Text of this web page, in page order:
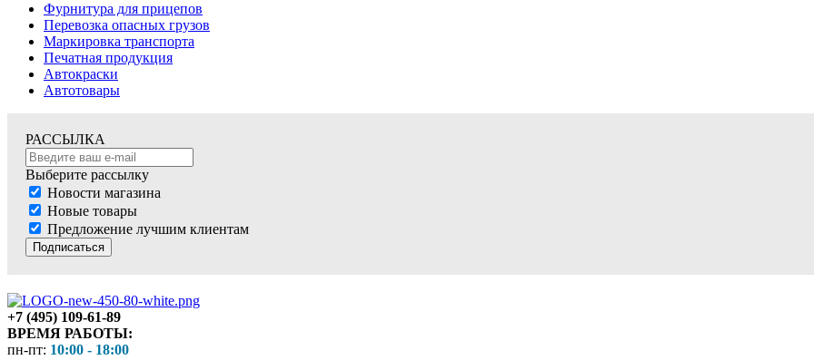
Фурнитура для прицепов
Перевозка опасных грузов
Маркировка транспорта
Печатная продукция
Автокраски
Автотовары
РАССЫЛКА
Выберите рассылку
Новости магазина
Новые товары
Предложение лучшим клиентам
Подписаться
+7 (495) 109-61-89
ВРЕМЯ РАБОТЫ:
пн-пт: 10:00 - 18:00